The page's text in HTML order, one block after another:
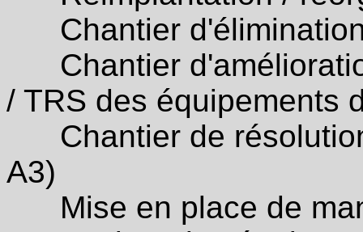
Chantier d'élimination
Chantier
/ TRS des équipements
Chantier de
A3)
Mise en place de